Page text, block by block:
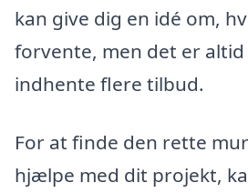
kan give dig en idé om,
forvente, men det er
indhente flere tilbud.
For at finde den rette
hjælpe med dit projekt,